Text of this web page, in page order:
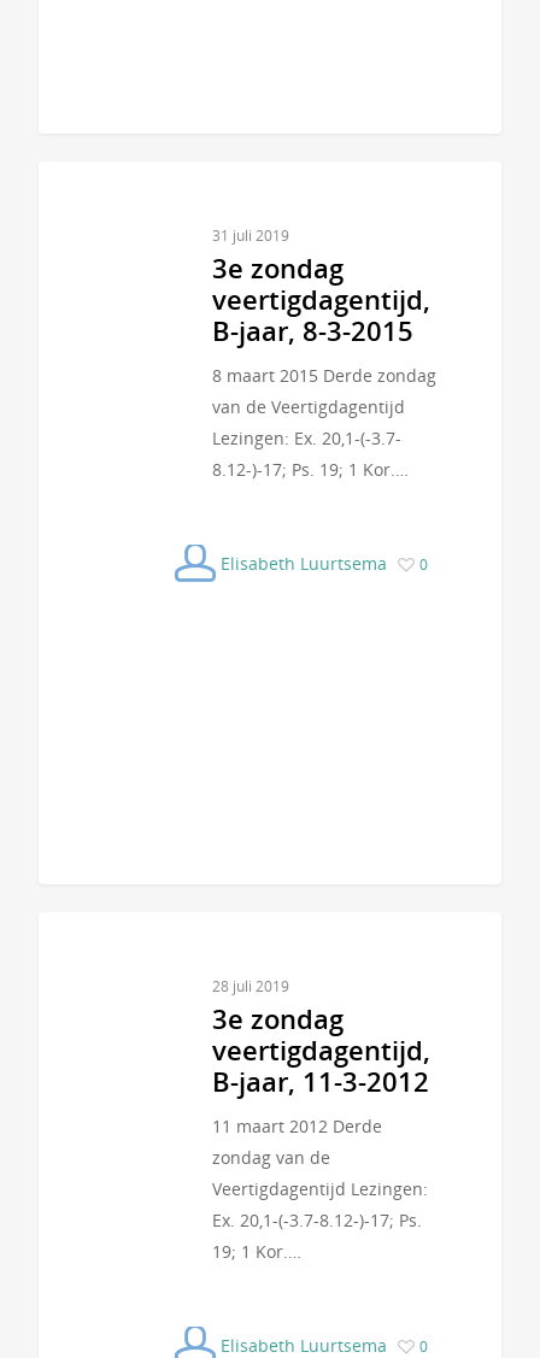
31 juli 2019
3e zondag
veertigdagentijd,
B-jaar, 8-3-2015
8 maart 2015 Derde zondag
van de Veertigdagentijd
Lezingen: Ex. 20,1-(-3.7-
8.12-)-17; Ps. 19; 1 Kor.…
Elisabeth Luurtsema 0
28 juli 2019
3e zondag
veertigdagentijd,
B-jaar, 11-3-2012
11 maart 2012 Derde
zondag van de
Veertigdagentijd Lezingen:
Ex. 20,1-(-3.7-8.12-)-17; Ps.
19; 1 Kor.…
Elisabeth Luurtsema 0